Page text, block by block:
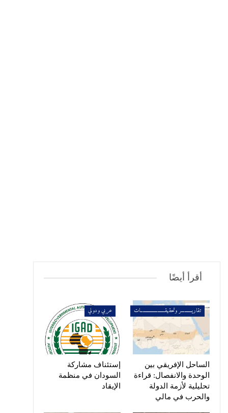
أقرأ أيضًا
تقاريــــــــــر وتحقيقـــــــــــــــــــــــات
الساحل الإفريقي بين
الوحدة والانفصال: قراءة
تحليلية لأزمة الدولة
والحرب في مالي
عربي ودولي
إستئناف مشاركة
السودان في منظمة
الإيقاد